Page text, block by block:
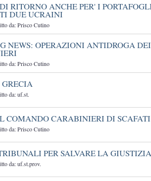
RITORNO ANCHE PER' I
DUE UCRAINI
da: Prisco Cutino
NEWS: OPERAZIONI ANTIDROGA DEI
da: Prisco Cutino
da: uf.st.
COMANDO CARABINIERI DI SCAFATI
da: Prisco Cutino
PER SALVARE LA GIUSTIZIA
da: uf.st.prov.